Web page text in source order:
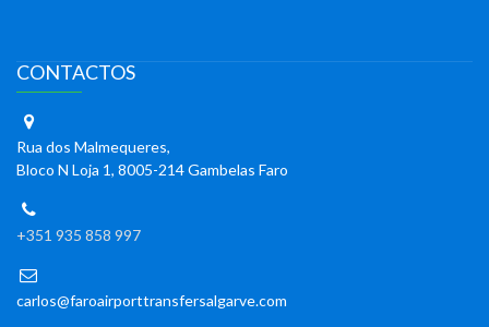
CONTACTOS
Rua dos Malmequeres,
Bloco N Loja 1, 8005-214 Gambelas Faro
+351 935 858 997
carlos@faroairporttransfersalgarve.com